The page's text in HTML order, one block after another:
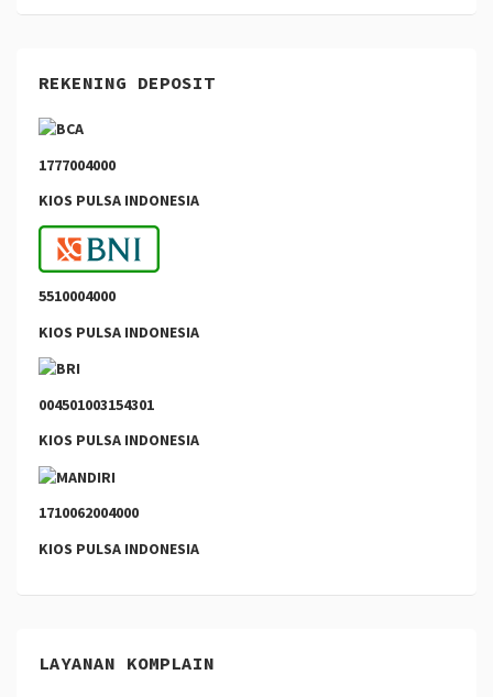
REKENING DEPOSIT
1777004000
KIOS PULSA INDONESIA
5510004000
KIOS PULSA INDONESIA
004501003154301
KIOS PULSA INDONESIA
1710062004000
KIOS PULSA INDONESIA
LAYANAN KOMPLAIN